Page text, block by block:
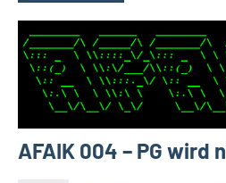
AFAIK 004 – PG wird